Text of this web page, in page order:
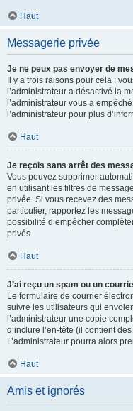
Haut
Messagerie privée
Je ne peux pas envoyer de
Il y a trois raisons pour cela :
l’administrateur a désactivé la
l’administrateur vous a
l’administrateur pour plus
Haut
Je reçois sans arrêt des
Vous pouvez supprimer
en utilisant les filtres de
privée. Si vous recevez des
particulier, rapportez les
possibilité d’empêcher
privés.
Haut
J’ai reçu un spam ou un
Le formulaire de courrier
suivre les utilisateurs qui
l’administrateur une copie
d’inclure l’en-tête (il contient
L’administrateur pourra alors
Haut
Amis et ignorés